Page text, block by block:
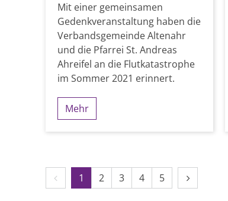
Mit einer gemeinsamen
Gedenkveranstaltung haben die
Verbandsgemeinde Altenahr
und die Pfarrei St. Andreas
Ahreifel an die Flutkatastrophe
im Sommer 2021 erinnert.
Mehr
Vorherige Seite
1 2 3 4 5 Nächste